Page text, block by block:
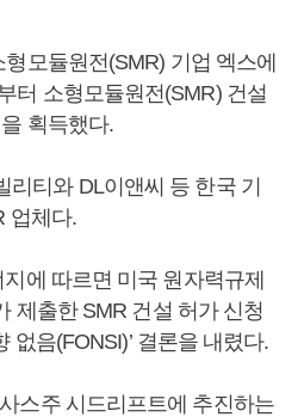
모듈원전(SMR) 기업 엑스에
터 소형모듈원전(SMR) 건설
획득했다.
티와 DL이앤씨 등 한국 기
업체다.
에 따르면 미국 원자력규제
제출한 SMR 건설 허가 신청
없음(FONSI)’ 결론을 내렸다.
스주 시드리프트에 추진하는